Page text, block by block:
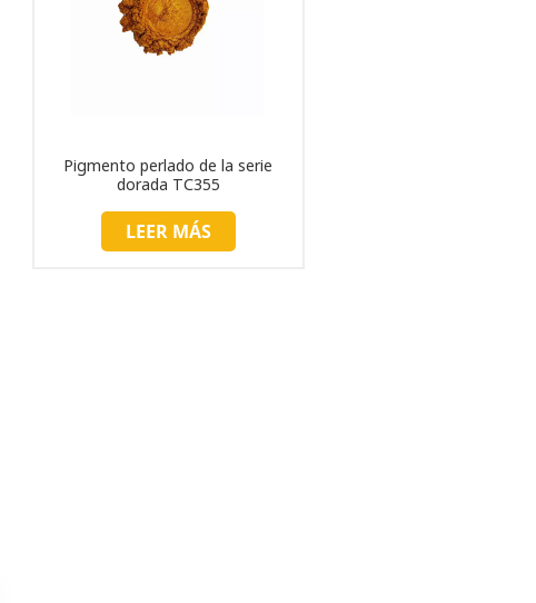
Pigmento perlado de la serie
dorada TC355
LEER MÁS